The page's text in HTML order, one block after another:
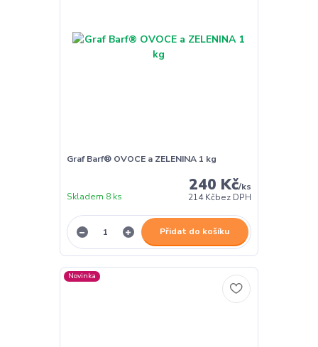
Graf Barf® OVOCE a ZELENINA 1 kg
240 Kč/ks
214 Kčbez DPH
Skladem 8 ks
Přidat do košíku
Novinka